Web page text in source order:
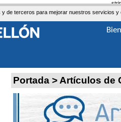
y de terceros para mejorar nuestros servicios
Portada > Artículos de